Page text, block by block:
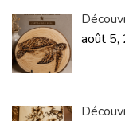
août 5,